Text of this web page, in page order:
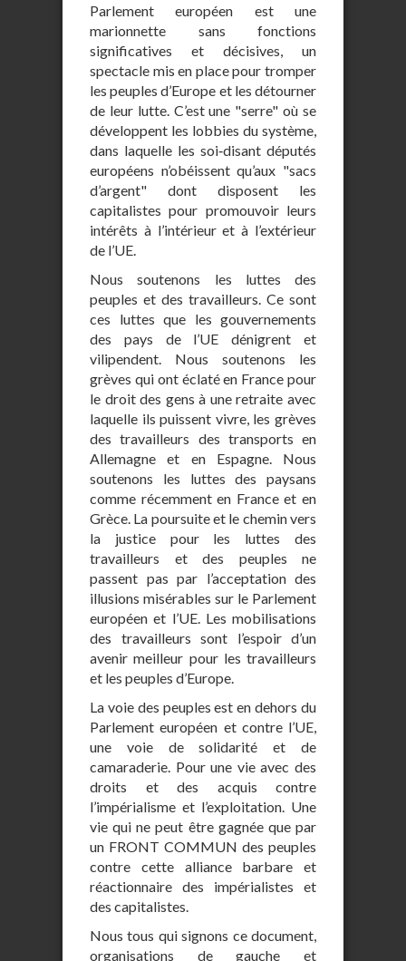
Parlement européen est une
marionnette sans fonctions
significatives et décisives, un
spectacle mis en place pour tromper
les peuples d’Europe et les détourner
de leur lutte. C’est une "serre" où se
développent les lobbies du système,
dans laquelle les soi‐disant députés
européens n’obéissent qu’aux "sacs
d’argent" dont disposent les
capitalistes pour promouvoir leurs
intérêts à l’intérieur et à l’extérieur
de l’UE.
Nous soutenons les luttes des
peuples et des travailleurs. Ce sont
ces luttes que les gouvernements
des pays de l’UE dénigrent et
vilipendent. Nous soutenons les
grèves qui ont éclaté en France pour
le droit des gens à une retraite avec
laquelle ils puissent vivre, les grèves
des travailleurs des transports en
Allemagne et en Espagne. Nous
soutenons les luttes des paysans
comme récemment en France et en
Grèce. La poursuite et le chemin vers
la justice pour les luttes des
travailleurs et des peuples ne
passent pas par l’acceptation des
illusions misérables sur le Parlement
européen et l’UE. Les mobilisations
des travailleurs sont l’espoir d’un
avenir meilleur pour les travailleurs
et les peuples d’Europe.
La voie des peuples est en dehors du
Parlement européen et contre l’UE,
une voie de solidarité et de
camaraderie. Pour une vie avec des
droits et des acquis contre
l’impérialisme et l’exploitation. Une
vie qui ne peut être gagnée que par
un FRONT COMMUN des peuples
contre cette alliance barbare et
réactionnaire des impérialistes et
des capitalistes.
Nous tous qui signons ce document,
organisations de gauche et